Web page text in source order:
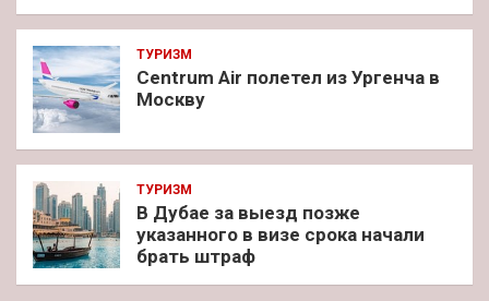
ТУРИЗМ
Centrum Air полетел из Ургенча в
Москву
ТУРИЗМ
В Дубае за выезд позже
указанного в визе срока начали
брать штраф